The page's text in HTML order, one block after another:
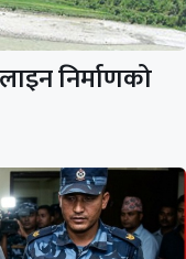
निर्माणको